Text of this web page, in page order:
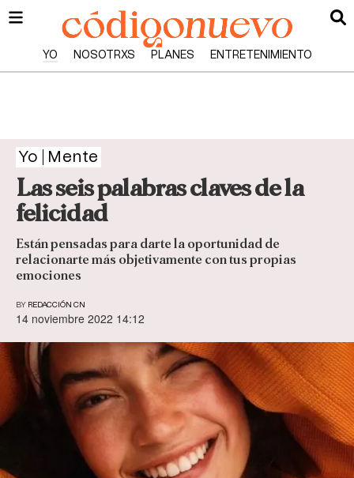
YO NOSOTRXS PLANES ENTRETENIMIENTO
Yo Mente
Las seis palabras claves de la
felicidad
Están pensadas para darte la oportunidad de
relacionarte más objetivamente con tus propias
emociones
BY REDACCIÓN CN
14 noviembre 2022 14:12